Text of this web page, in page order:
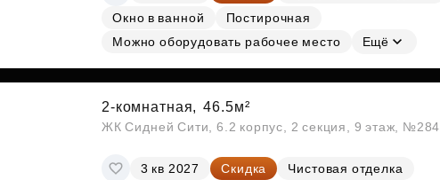
Окно в ванной
Постирочная
Можно оборудовать рабочее место
Ещё
2-комнатная, 46.5м²
ЖК Сидней Сити, 6.2 корпус, 2 секция, 9 этаж, №284
3 кв 2027 Скидка
Чистовая отделка